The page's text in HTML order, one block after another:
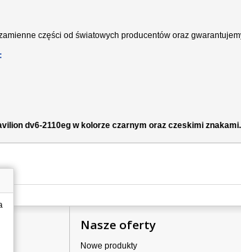
części od światowych producentów oraz
dv6-2110eg w kolorze czarnym oraz czeskimi znakami.
Nasze oferty
Nowe produkty